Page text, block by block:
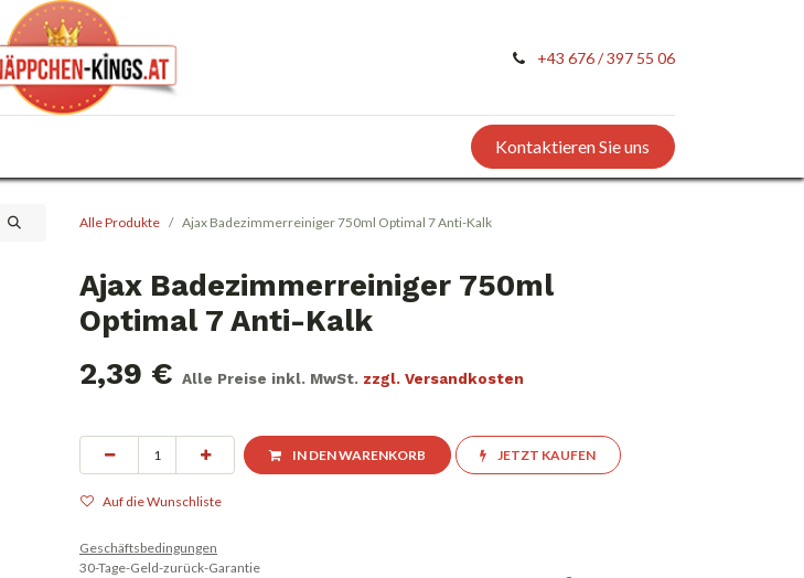
+43 676 / 397 55 06
Kontaktieren Sie uns
Alle Produkte Ajax Badezimmerreiniger 750ml Optimal 7 Anti-Kalk
Ajax Badezimmerreiniger 750ml
Optimal 7 Anti-Kalk
2,39 € Alle Preise inkl. MwSt. zzgl. Versandkosten
IN DEN WARENKORB JETZT KAUFEN
Auf die Wunschliste
Geschäftsbedingungen
30-Tage-Geld-zurück-Garantie